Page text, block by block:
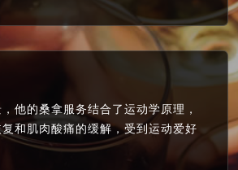
他的桑拿服务结合了运动学原理，
和肌肉酸痛的缓解，受到运动爱好